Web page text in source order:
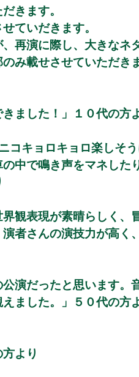
きます。
ていだきます。
再演に際し、大きなネ
み載せさせていただき
ました！」１０代の方
コキョロキョロ楽しそ
中で鳴き声をマネした
観表現が素晴らしく、
者さんの演技力が高く
演だったと思います。
ました。」５０代の方
より